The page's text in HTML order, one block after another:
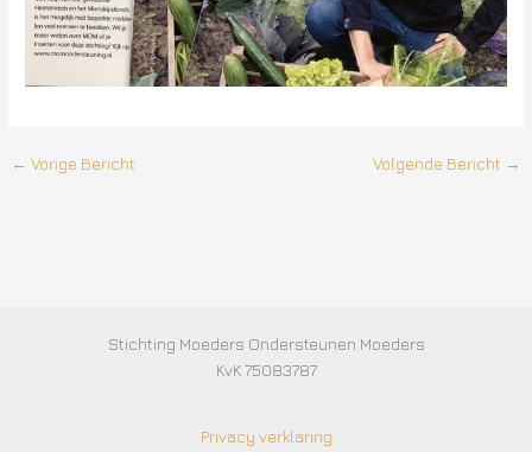
← Vorige Bericht Volgende Bericht →
Stichting Moeders Ondersteunen Moeders
KvK 75083787
Privacy verklaring